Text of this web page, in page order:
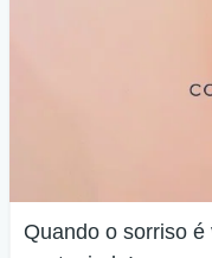
Quando o sorriso